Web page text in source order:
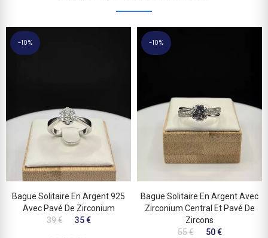
-10%
Bague Solitaire En Argent 925
Avec Pavé De Zirconium
39 €
35 €
-10%
Bague Solitaire En Argent Avec
Zirconium Central Et Pavé De
Zircons
55 €
50 €